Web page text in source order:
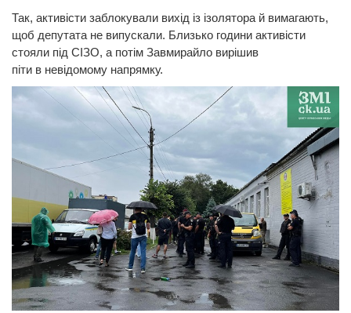
Так, активісти заблокували вихід із ізолятора й вимагають,
щоб депутата не випускали. Близько години активісти
стояли під СІЗО, а потім Завмирайло вирішив
піти в невідомому напрямку.